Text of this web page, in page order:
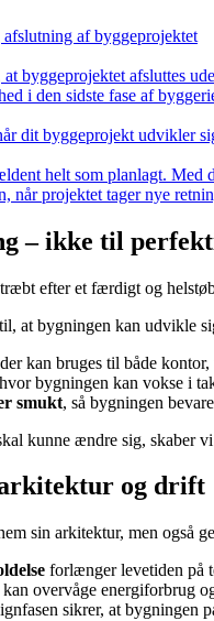
af byggeprojektet
byggeprojektet afsluttes
i den sidste fase af
dit byggeprojekt udvikler
helt som planlagt. Med
når projektet tager nye
– ikke til
efter et færdigt og
at bygningen kan udvikle
kan bruges til både
bygningen kan vokse i
smukt, så bygningen
kunne ændre sig, skaber
og drift
sin arkitektur, men også
forlænger levetiden på
kan overvåge energiforbrug
sikrer, at bygningen